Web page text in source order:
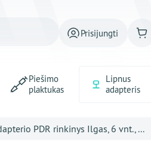
Prisijungti
Piešimo
plaktukas
Lipnus
adapteris
PDR rinkinys Ilgas, 6 vnt., ...